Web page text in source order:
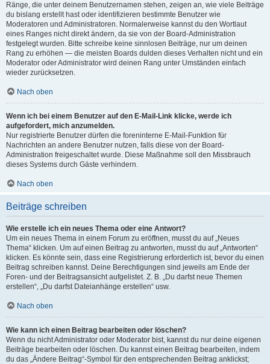
Ränge, die unter deinem Benutzernamen stehen, zeigen an, wie viele Beiträge
du bislang erstellt hast oder identifizieren bestimmte Benutzer wie
Moderatoren und Administratoren. Normalerweise kannst du den Wortlaut
eines Ranges nicht direkt ändern, da sie von der Board-Administration
festgelegt wurden. Bitte schreibe keine sinnlosen Beiträge, nur um deinen
Rang zu erhöhen — die meisten Boards dulden dieses Verhalten nicht und ein
Moderator oder Administrator wird deinen Rang unter Umständen einfach
wieder zurücksetzen.
Nach oben
Wenn ich bei einem Benutzer auf den E-Mail-Link klicke, werde ich
aufgefordert, mich anzumelden.
Nur registrierte Benutzer dürfen die foreninterne E-Mail-Funktion für
Nachrichten an andere Benutzer nutzen, falls diese von der Board-
Administration freigeschaltet wurde. Diese Maßnahme soll den Missbrauch
dieses Systems durch Gäste verhindern.
Nach oben
Beiträge schreiben
Wie erstelle ich ein neues Thema oder eine Antwort?
Um ein neues Thema in einem Forum zu eröffnen, musst du auf „Neues
Thema“ klicken. Um auf einen Beitrag zu antworten, musst du auf „Antworten“
klicken. Es könnte sein, dass eine Registrierung erforderlich ist, bevor du einen
Beitrag schreiben kannst. Deine Berechtigungen sind jeweils am Ende der
Foren- und der Beitragsansicht aufgelistet. Z. B. „Du darfst neue Themen
erstellen“, „Du darfst Dateianhänge erstellen“ usw.
Nach oben
Wie kann ich einen Beitrag bearbeiten oder löschen?
Wenn du nicht Administrator oder Moderator bist, kannst du nur deine eigenen
Beiträge bearbeiten oder löschen. Du kannst einen Beitrag bearbeiten, indem
du das „Ändere Beitrag“-Symbol für den entsprechenden Beitrag anklickst;